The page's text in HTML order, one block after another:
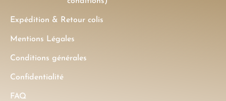
Expédition & Retour colis
Mentions Légales
Conditions générales
Confidentialité
FAQ